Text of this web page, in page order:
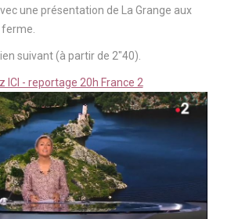
une présentation de La Grange aux
suivant (à partir de 2"40).
ICI - reportage 20h France 2